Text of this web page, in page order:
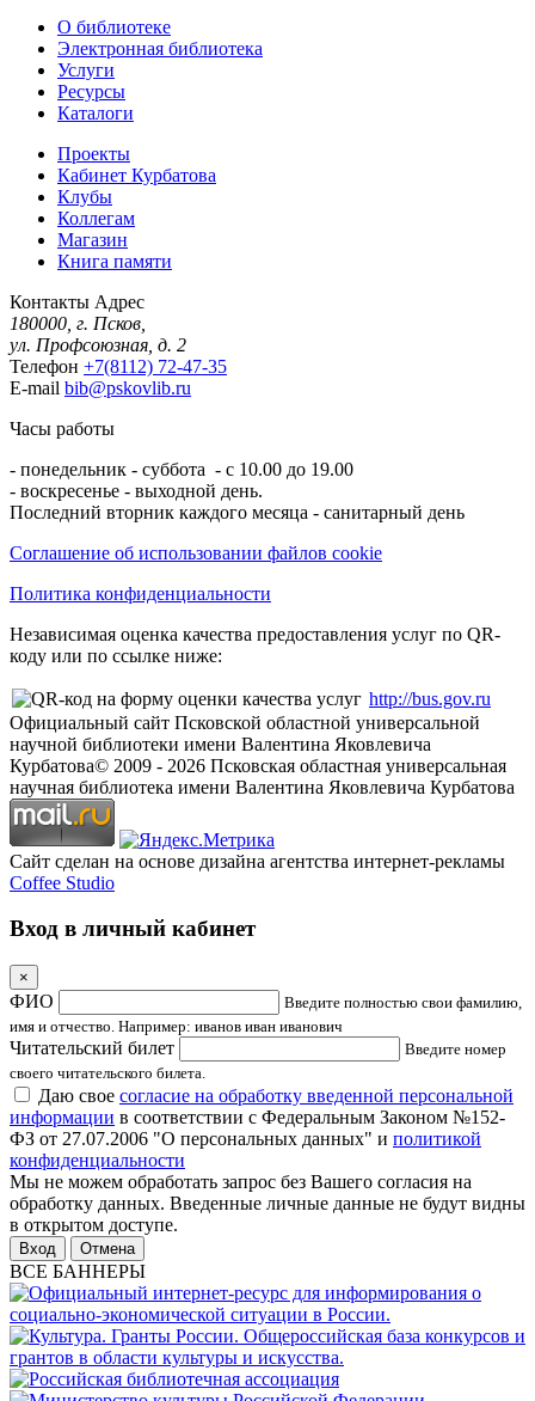
О библиотеке
Электронная библиотека
Услуги
Ресурсы
Каталоги
Проекты
Кабинет Курбатова
Клубы
Коллегам
Магазин
Книга памяти
Контакты Адрес
180000, г. Псков,
ул. Профсоюзная, д. 2
Телефон +7(8112) 72-47-35
E-mail bib@pskovlib.ru
Часы работы
- понедельник - суббота - с 10.00 до 19.00
- воскресенье - выходной день.
Последний вторник каждого месяца - санитарный день
Соглашение об использовании файлов cookie
Политика конфиденциальности
Независимая оценка качества предоставления услуг по QR-
коду или по ссылке ниже:
http://bus.gov.ru
Официальный сайт Псковской областной универсальной
научной библиотеки имени Валентина Яковлевича
Курбатова© 2009 - 2026 Псковская областная универсальная
научная библиотека имени Валентина Яковлевича Курбатова
Сайт сделан на основе дизайна агентства интернет-рекламы
Coffee Studio
Вход в личный кабинет
×
ФИО
Введите полностью свои фамилию,
имя и отчество. Например: иванов иван иванович
Читательский билет
Введите номер
своего читательского билета.
Даю свое согласие на обработку введенной персональной
информации в соответствии с Федеральным Законом №152-
ФЗ от 27.07.2006 "О персональных данных" и политикой
конфиденциальности
Мы не можем обработать запрос без Вашего согласия на
обработку данных. Введенные личные данные не будут видны
в открытом доступе.
Отмена
ВСЕ БАННЕРЫ